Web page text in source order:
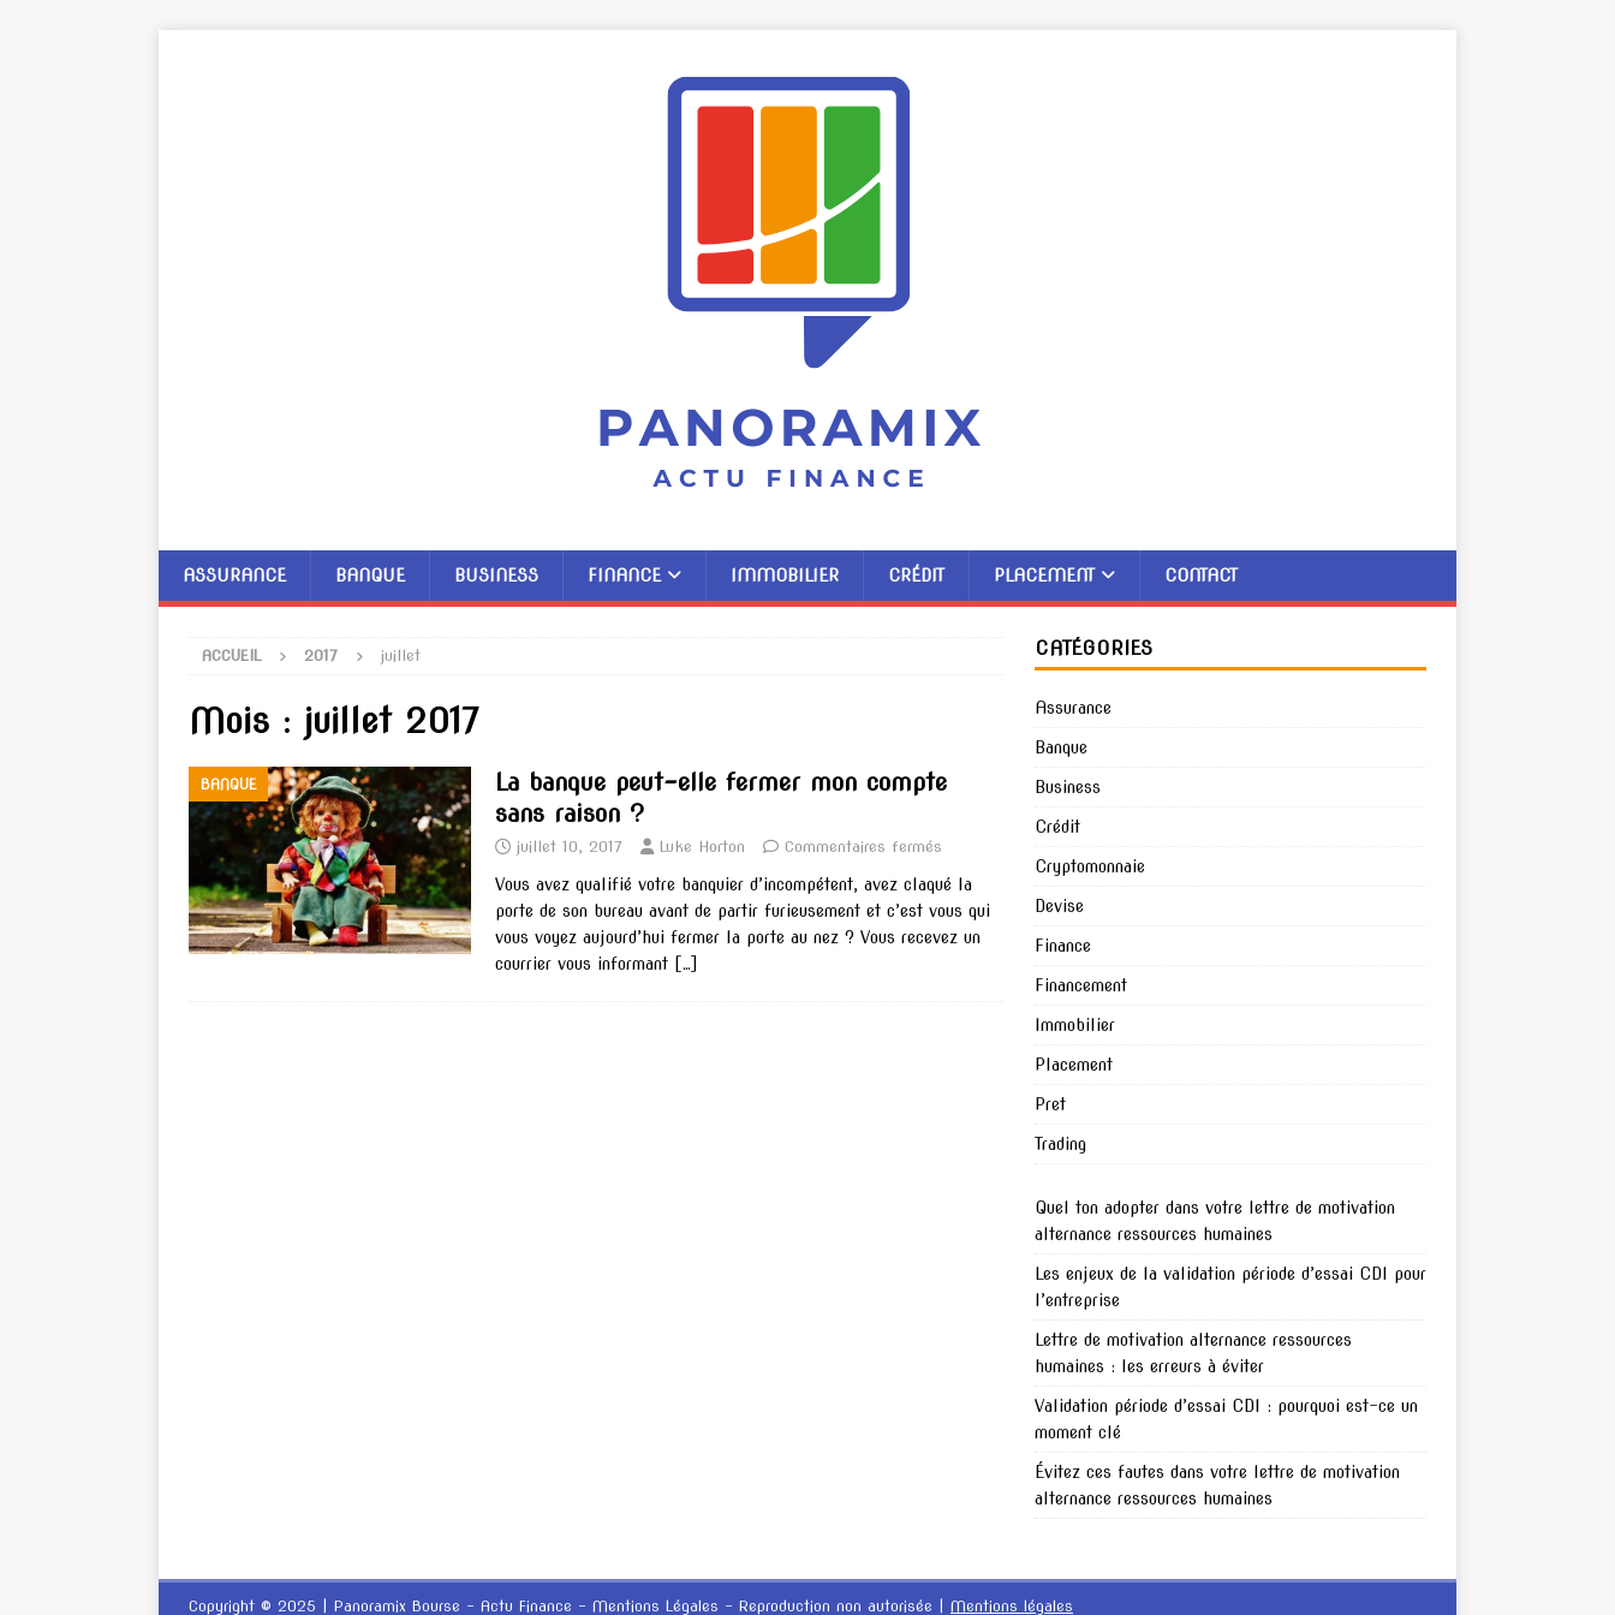
ASSURANCE BANQUE BUSINESS FINANCE IMMOBILIER CRÉDIT PLACEMENT CONTACT
ACCUEIL 2017 juillet
Mois : juillet 2017
BANQUE
La banque peut-elle fermer mon compte
sans raison ?
juillet 10, 2017 Luke Horton Commentaires fermés
Vous avez qualifié votre banquier d’incompétent, avez claqué la
porte de son bureau avant de partir furieusement et c’est vous qui
vous voyez aujourd’hui fermer la porte au nez ? Vous recevez un
courrier vous informant
[…]
CATÉGORIES
Assurance
Banque
Business
Crédit
Cryptomonnaie
Devise
Finance
Financement
Immobilier
Placement
Pret
Trading
Quel ton adopter dans votre lettre de motivation
alternance ressources humaines
Les enjeux de la validation période d’essai CDI pour
l’entreprise
Lettre de motivation alternance ressources
humaines : les erreurs à éviter
Validation période d’essai CDI : pourquoi est-ce un
moment clé
Évitez ces fautes dans votre lettre de motivation
alternance ressources humaines
Copyright © 2025 | Panoramix Bourse - Actu Finance - Mentions Légales - Reproduction non autorisée Mentions légales